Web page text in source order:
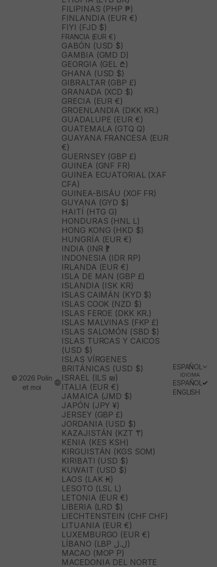
FILIPINAS (PHP ₱)
FINLANDIA (EUR €)
FIYI (FJD $)
FRANCIA (EUR €)
GABÓN (USD $)
GAMBIA (GMD D)
GEORGIA (GEL ₾)
GHANA (USD $)
GIBRALTAR (GBP £)
GRANADA (XCD $)
GRECIA (EUR €)
GROENLANDIA (DKK KR.)
GUADALUPE (EUR €)
GUATEMALA (GTQ Q)
GUAYANA FRANCESA (EUR
€)
GUERNSEY (GBP £)
GUINEA (GNF FR)
GUINEA ECUATORIAL (XAF
CFA)
GUINEA-BISÁU (XOF FR)
GUYANA (GYD $)
HAITÍ (HTG G)
HONDURAS (HNL L)
HONG KONG (HKD $)
HUNGRÍA (EUR €)
INDIA (INR ₹)
INDONESIA (IDR RP)
IRLANDA (EUR €)
ISLA DE MAN (GBP £)
ISLANDIA (ISK KR)
ISLAS CAIMÁN (KYD $)
ISLAS COOK (NZD $)
ISLAS FEROE (DKK KR.)
ISLAS MALVINAS (FKP £)
ISLAS SALOMÓN (SBD $)
ISLAS TURCAS Y CAICOS
(USD $)
ISLAS VÍRGENES
BRITÁNICAS (USD $)
ISRAEL (ILS ₪)
ITALIA (EUR €)
JAMAICA (JMD $)
JAPÓN (JPY ¥)
JERSEY (GBP £)
JORDANIA (USD $)
KAZAJISTÁN (KZT ₸)
KENIA (KES KSH)
KIRGUISTÁN (KGS SOM)
KIRIBATI (USD $)
KUWAIT (USD $)
LAOS (LAK ₭)
LESOTO (LSL L)
LETONIA (EUR €)
LIBERIA (LRD $)
LIECHTENSTEIN (CHF CHF)
LITUANIA (EUR €)
LUXEMBURGO (EUR €)
LÍBANO (LBP ل.ل)
MACAO (MOP P)
MACEDONIA DEL NORTE
ESPAÑOL
IDIOMA
ESPAÑOL
ENGLISH
© 2026 Polín
et moi